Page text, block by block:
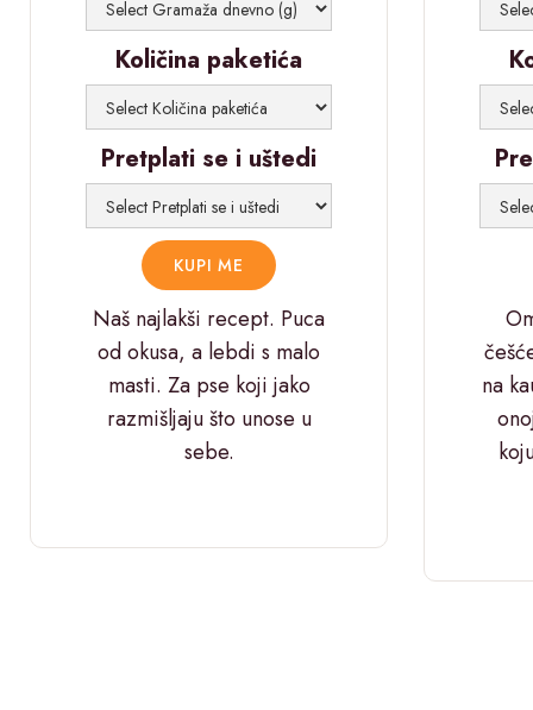
Naš najlakši recept. Puca
od okusa, a lebdi s malo
masti. Za pse koji jako
razmišljaju što unose u
sebe.
Količina paketića
Pretplati se i uštedi
na